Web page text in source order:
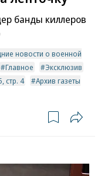
банды киллеров
новости о военной
Главное
Эксклюзив
стр. 4
Архив газеты